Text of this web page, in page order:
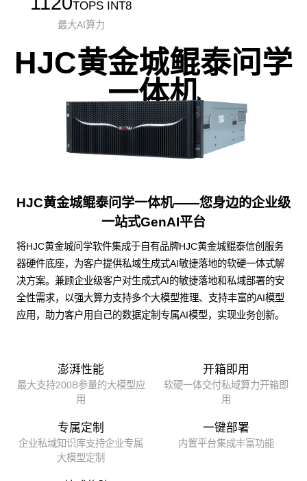
TOPS INT8
最大AI算力
HJC黄金城鲲泰问学
一体机
HJC黄金城鲲泰问学一体机——您身边的企业级
一站式GenAI平台
将HJC黄金城问学软件集成于自有品牌HJC黄金城鲲泰信创服务
器硬件底座，为客户提供私域生成式AI敏捷落地的软硬一体式解
决方案。兼顾企业级客户对生成式AI的敏捷落地和私域部署的安
全性需求，以强大算力支持多个大模型推理、支持丰富的AI模型
应用，助力客户用自己的数据定制专属AI模型，实现业务创新。
澎湃性能
最大支持200B参量的大模型应
用
开箱即用
软硬一体交付私域算力开箱即
用
专属定制
企业私域知识库支持企业专属
大模型定制
一键部署
内置平台集成丰富功能